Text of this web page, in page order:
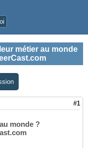
métier au monde
#1
monde ?